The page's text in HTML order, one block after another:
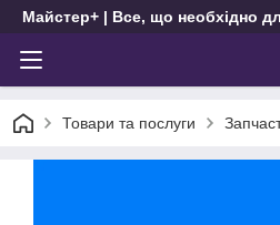
Майстер+ | Все, що необхідно
Товари та послуги